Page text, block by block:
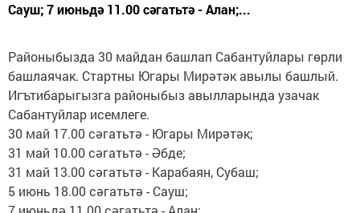
Сауш; 7 июньдә 11.00 сәгатьтә - Алан;...
Районыбызда 30 майдан башлап Сабантуйлары гөрли
башлаячак. Стартны Югары Мирәтәк авылы башлый.
Игътибарыгызга районыбыз авылларында узачак
Сабантуйлар исемлеге.
30 май 17.00 сәгатьтә - Югары Мирәтәк;
31 май 10.00 сәгатьтә - Әбде;
31 май 13.00 сәгатьтә - Карабаян, Субаш;
5 июнь 18.00 сәгатьтә - Сауш;